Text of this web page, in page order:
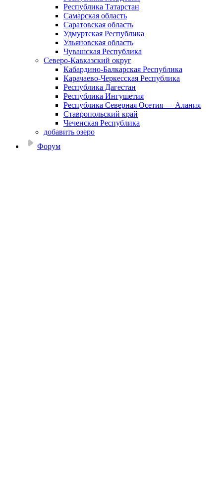
Республика Татарстан
Самарская область
Саратовская область
Удмуртская Республика
Ульяновская область
Чувашская Республика
Северо-Кавказский округ
Кабардино-Балкарская Республика
Карачаево-Черкесская Республика
Республика Дагестан
Республика Ингушетия
Республика Северная Осетия — Алания
Ставропольский край
Чеченская Республика
добавить озеро
Форум